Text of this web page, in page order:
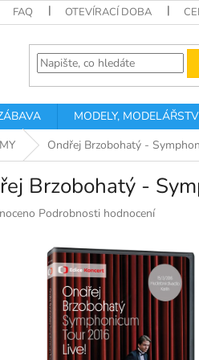
FAQ OTEVÍRACÍ DOBA
MODELY,
Ondřej Brzobohatý -
Brzobohatý -
Podrobnosti hodnocení